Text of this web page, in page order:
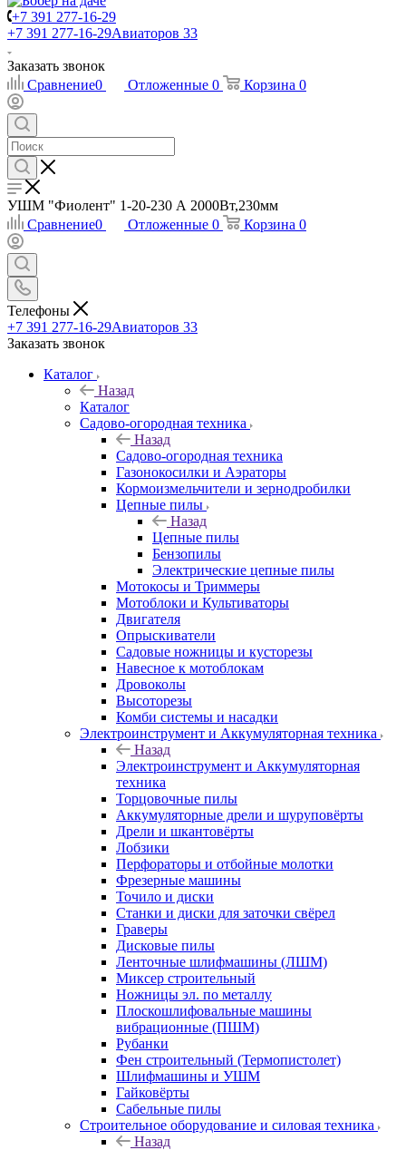
+7 391 277-16-29
+7 391 277-16-29Авиаторов 33
Заказать звонок
Сравнение0 Отложенные 0 Корзина 0
УШМ "Фиолент" 1-20-230 А 2000Вт,230мм
Сравнение0 Отложенные 0 Корзина 0
Телефоны
+7 391 277-16-29Авиаторов 33
Заказать звонок
Каталог
Назад
Каталог
Садово-огородная техника
Назад
Садово-огородная техника
Газонокосилки и Аэраторы
Кормоизмельчители и зернодробилки
Цепные пилы
Назад
Цепные пилы
Бензопилы
Электрические цепные пилы
Мотокосы и Триммеры
Мотоблоки и Культиваторы
Двигателя
Опрыскиватели
Садовые ножницы и кусторезы
Навесное к мотоблокам
Дровоколы
Высоторезы
Комби системы и насадки
Электроинструмент и Аккумуляторная техника
Назад
Электроинструмент и Аккумуляторная
техника
Торцовочные пилы
Аккумуляторные дрели и шуруповёрты
Дрели и шкантовёрты
Лобзики
Перфораторы и отбойные молотки
Фрезерные машины
Точило и диски
Станки и диски для заточки свёрел
Граверы
Дисковые пилы
Ленточные шлифмашины (ЛШМ)
Миксер строительный
Ножницы эл. по металлу
Плоскошлифовальные машины
вибрационные (ПШМ)
Рубанки
Фен строительный (Термопистолет)
Шлифмашины и УШМ
Гайковёрты
Сабельные пилы
Строительное оборудование и силовая техника
Назад